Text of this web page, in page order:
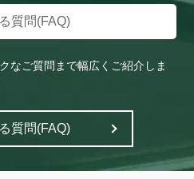
質問(FAQ)
なご質問まで幅広くご紹介しま
質問(FAQ)